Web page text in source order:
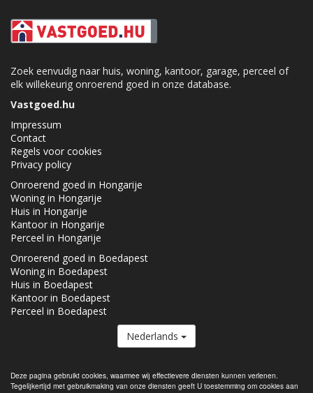
Deze pagina gebruikt cookies, waarmee wij effectievere diensten kunnen verlenen.
Tegelijkertijd met gebruikmaking van onze diensten geeft U toestemming om cookies aan
Zoek eenvudig naar huis, woning, kantoor, garage, perceel of
elk willekeurig onroerend goed in onze database.
Vastgoed.hu
Impressum
Contact
Regels voor cookies
Privacy policy
Onroerend goed in Hongarije
Woning in Hongarije
Huis in Hongarije
Kantoor in Hongarije
Perceel in Hongarije
Onroerend goed in Boedapest
Woning in Boedapest
Huis in Boedapest
Kantoor in Boedapest
Perceel in Boedapest
Nederlands
De Vastgoed.hu lid van deReal Estate Group.